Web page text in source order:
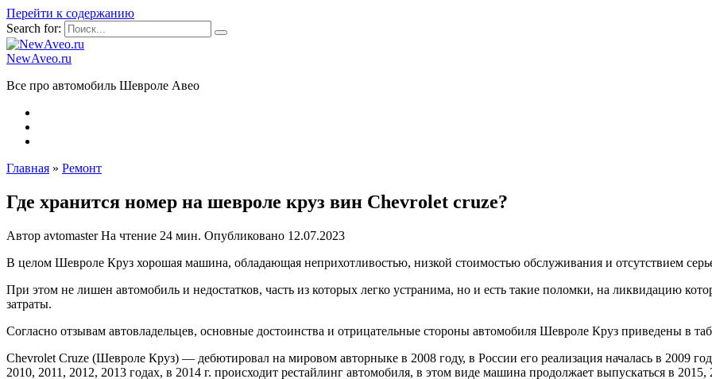
Перейти к содержанию
Search for:
NewAveo.ru
Все про автомобиль Шевроле Авео
Главная » Ремонт
Где хранится номер на шевроле круз вин Chevrolet cruze?
Автор avtomaster На чтение 24 мин. Опубликовано 12.07.2023
В целом Шевроле Круз хорошая машина, обладающая неприхотливостью, низкой стоимостью обслуживания и отсутствием
При этом не лишен автомобиль и недостатков, часть из которых легко устранима, но и есть такие поломки, на ликвидацию
затраты.
Согласно отзывам автовладельцев, основные достоинства и отрицательные стороны автомобиля Шевроле Круз приведены в
Chevrolet Cruze (Шевроле Круз) — дебютировал на мировом авторныке в 2008 году, в России его реализация началась в 2009
2010, 2011, 2012, 2013 годах, в 2014 г. происходит рестайлинг автомобиля, в этом виде машина продолжает выпускаться в